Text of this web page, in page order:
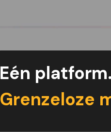
Eén
Grenzeloze